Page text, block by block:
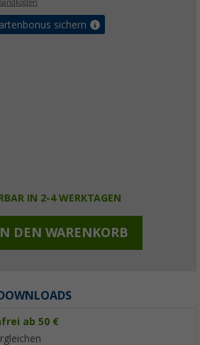
sichern
IN 2-4 WERKTAGEN
DEN WARENKORB
ab 50 €